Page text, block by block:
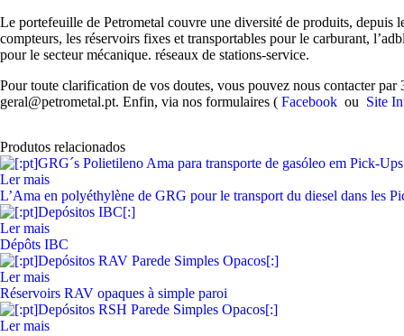
Le portefeuille de Petrometal couvre une diversité de produits, depuis
compteurs, les réservoirs fixes et transportables pour le carburant,
pour le secteur mécanique. réseaux de stations-service.
Pour toute clarification de vos doutes, vous pouvez nous contacter
geral@petrometal.pt. Enfin, via nos formulaires ( Facebook ou Site
Produtos relacionados
Ler mais
L’Ama en polyéthylène de GRG pour le transport du diesel dans les
Ler mais
Dépôts IBC
Ler mais
Réservoirs RAV opaques à simple paroi
Ler mais